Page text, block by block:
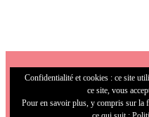
Confidentialité et cookies : ce site
ce site, vous
Pour en savoir plus, y compris sur la